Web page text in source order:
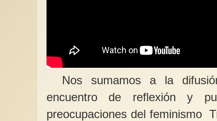
Nos sumamos a la
encuentro de reflexión y
preocupaciones del feminismo